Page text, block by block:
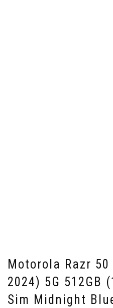
Motorola Razr
2024) 5G 512GB
Sim Midnight